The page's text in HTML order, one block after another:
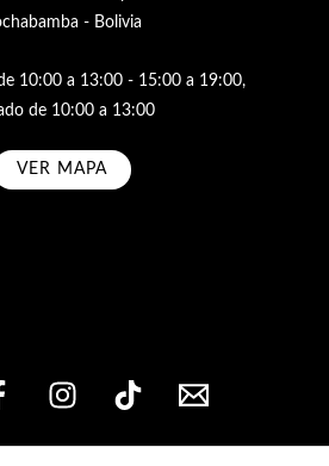
- Bolivia
10:00 a 13:00 - 15:00 a 19:00,
de 10:00 a 13:00
VER MAPA